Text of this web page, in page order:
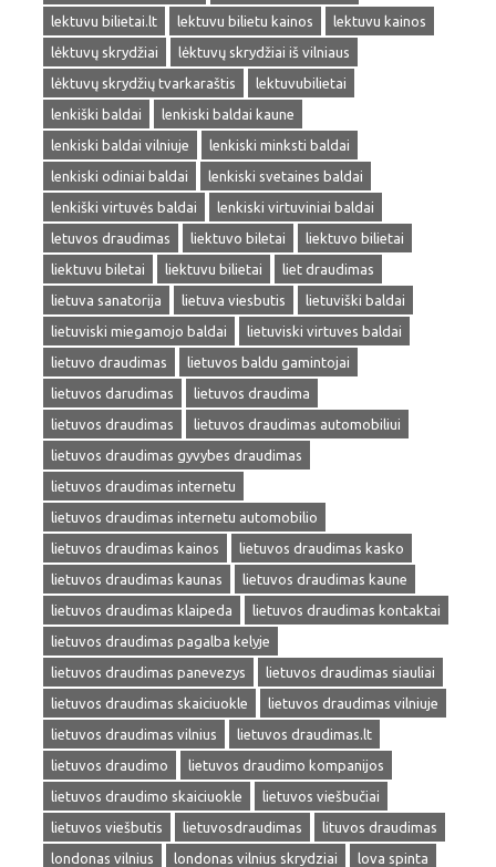
lektuvu bilietai.lt
lektuvu bilietu kainos
lektuvu kainos
lėktuvų skrydžiai
lėktuvų skrydžiai iš vilniaus
lėktuvų skrydžių tvarkaraštis
lektuvubilietai
lenkiški baldai
lenkiski baldai kaune
lenkiski baldai vilniuje
lenkiski minksti baldai
lenkiski odiniai baldai
lenkiski svetaines baldai
lenkiški virtuvės baldai
lenkiski virtuviniai baldai
letuvos draudimas
liektuvo biletai
liektuvo bilietai
liektuvu biletai
liektuvu bilietai
liet draudimas
lietuva sanatorija
lietuva viesbutis
lietuviški baldai
lietuviski miegamojo baldai
lietuviski virtuves baldai
lietuvo draudimas
lietuvos baldu gamintojai
lietuvos darudimas
lietuvos draudima
lietuvos draudimas
lietuvos draudimas automobiliui
lietuvos draudimas gyvybes draudimas
lietuvos draudimas internetu
lietuvos draudimas internetu automobilio
lietuvos draudimas kainos
lietuvos draudimas kasko
lietuvos draudimas kaunas
lietuvos draudimas kaune
lietuvos draudimas klaipeda
lietuvos draudimas kontaktai
lietuvos draudimas pagalba kelyje
lietuvos draudimas panevezys
lietuvos draudimas siauliai
lietuvos draudimas skaiciuokle
lietuvos draudimas vilniuje
lietuvos draudimas vilnius
lietuvos draudimas.lt
lietuvos draudimo
lietuvos draudimo kompanijos
lietuvos draudimo skaiciuokle
lietuvos viešbučiai
lietuvos viešbutis
lietuvosdraudimas
lituvos draudimas
londonas vilnius
londonas vilnius skrydziai
lova spinta